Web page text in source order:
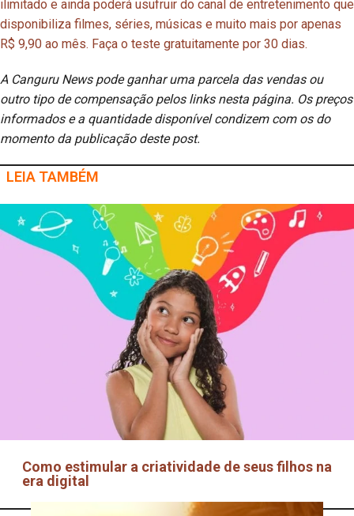
ilimitado e ainda poderá usufruir do canal de entretenimento que
disponibiliza filmes, séries, músicas e muito mais por apenas
R$ 9,90 ao mês. Faça o teste gratuitamente por 30 dias.
A Canguru News pode ganhar uma parcela das vendas ou
outro tipo de compensação pelos links nesta página. Os preços
informados e a quantidade disponível condizem com os do
momento da publicação deste post.
LEIA TAMBÉM
Como estimular a criatividade de seus filhos na
era digital